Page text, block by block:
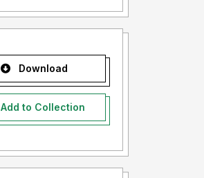
Download
Add to Collection